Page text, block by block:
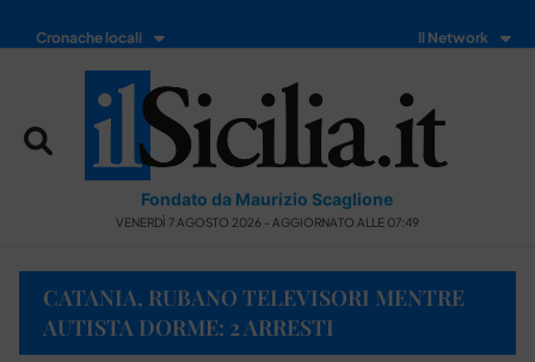
Cronache locali Il Network
Fondato da Maurizio Scaglione
VENERDÌ 7 AGOSTO 2026 - AGGIORNATO ALLE 07:49
CATANIA, RUBANO TELEVISORI MENTRE
AUTISTA DORME: 2 ARRESTI